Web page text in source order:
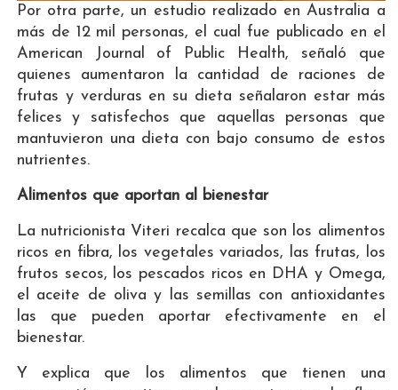
Por otra parte, un estudio realizado en Australia a
más de 12 mil personas, el cual fue publicado en el
American Journal of Public Health, señaló que
quienes aumentaron la cantidad de raciones de
frutas y verduras en su dieta señalaron estar más
felices y satisfechos que aquellas personas que
mantuvieron una dieta con bajo consumo de estos
nutrientes.
Alimentos que aportan al bienestar
La nutricionista Viteri recalca que son los alimentos
ricos en fibra, los vegetales variados, las frutas, los
frutos secos, los pescados ricos en DHA y Omega,
el aceite de oliva y las semillas con antioxidantes
las que pueden aportar efectivamente en el
bienestar.
Y explica que los alimentos que tienen una